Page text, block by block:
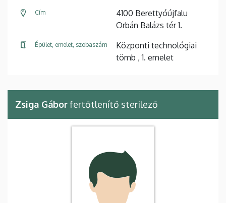
Cím
4100 Berettyóújfalu
Orbán Balázs tér 1.
Épület, emelet, szobaszám
Központi technológiai
tömb , 1. emelet
Zsiga Gáborfertőtlenítő sterilező